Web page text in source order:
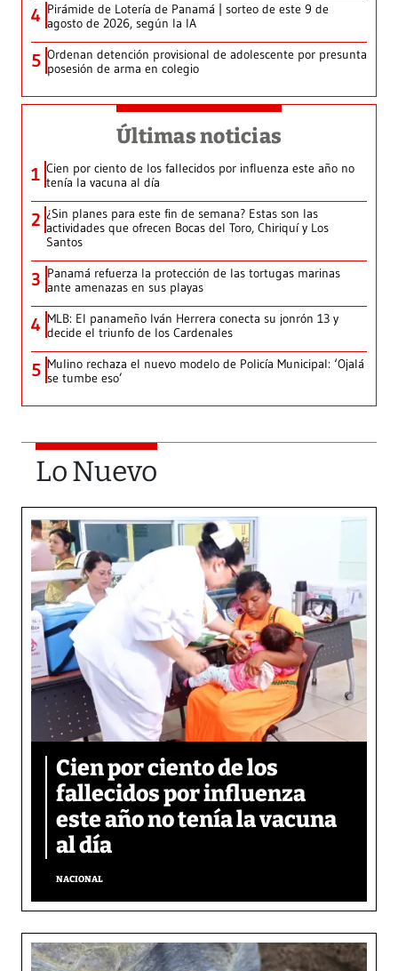
4 Pirámide de Lotería de Panamá | sorteo de este 9 de
agosto de 2026, según la IA
5 Ordenan detención provisional de adolescente por presunta
posesión de arma en colegio
Últimas noticias
1 Cien por ciento de los fallecidos por influenza este año no
tenía la vacuna al día
2 ¿Sin planes para este fin de semana? Estas son las
actividades que ofrecen Bocas del Toro, Chiriquí y Los
Santos
3 Panamá refuerza la protección de las tortugas marinas
ante amenazas en sus playas
4 MLB: El panameño Iván Herrera conecta su jonrón 13 y
decide el triunfo de los Cardenales
5 Mulino rechaza el nuevo modelo de Policía Municipal: ‘Ojalá
se tumbe eso’
Lo Nuevo
Cien por ciento de los
fallecidos por influenza
este año no tenía la vacuna
al día
NACIONAL